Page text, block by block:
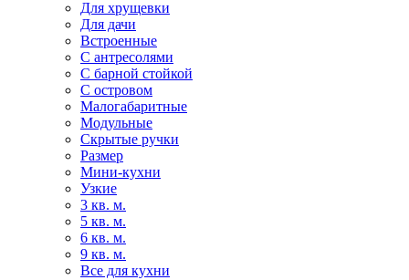
Для хрущевки
Для дачи
Встроенные
С антресолями
С барной стойкой
С островом
Малогабаритные
Модульные
Скрытые ручки
Размер
Мини-кухни
Узкие
3 кв. м.
5 кв. м.
6 кв. м.
9 кв. м.
Все для кухни